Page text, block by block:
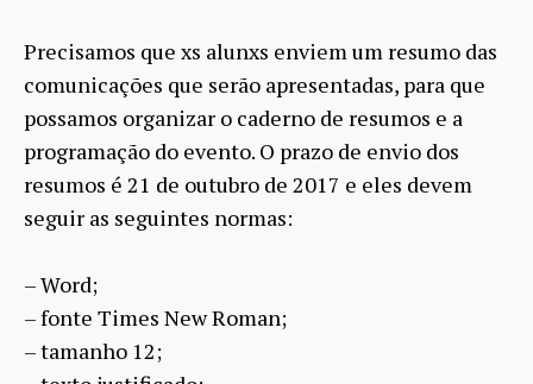
Precisamos que xs alunxs enviem um resumo das
comunicações que serão apresentadas, para que
possamos organizar o caderno de resumos e a
programação do evento. O prazo de envio dos
resumos é 21 de outubro de 2017 e eles devem
seguir as seguintes normas:
– Word;
– fonte Times New Roman;
– tamanho 12;